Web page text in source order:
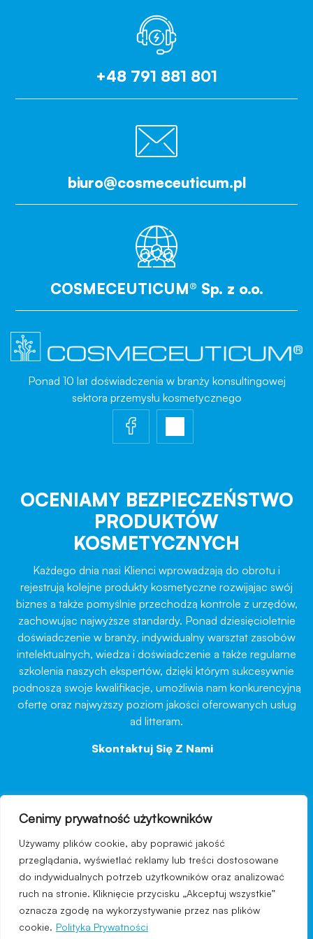
Cenimy prywatność użytkowników
Używamy plików cookie, aby poprawić jakość
przeglądania, wyświetlać reklamy lub treści dostosowane
do indywidualnych potrzeb użytkowników oraz analizować
ruch na stronie. Kliknięcie przycisku „Akceptuj wszystkie”
oznacza zgodę na wykorzystywanie przez nas plików
cookie. Polityka Prywatności
+48 791 881 801
biuro@cosmeceuticum.pl
COSMECEUTICUM® Sp. z o.o.
Ponad 10 lat doświadczenia w branży konsultingowej
sektora przemysłu kosmetycznego
OCENIAMY BEZPIECZEŃSTWO
PRODUKTÓW
KOSMETYCZNYCH
Każdego dnia nasi Klienci wprowadzają do obrotu i
rejestrują kolejne produkty kosmetyczne rozwijając swój
biznes a także pomyślnie przechodzą kontrole z urzędów,
zachowując najwyższe standardy. Ponad dziesięcioletnie
doświadczenie w branży, indywidualny warsztat zasobów
intelektualnych, wiedza i doświadczenie a także regularne
szkolenia naszych ekspertów, dzięki którym sukcesywnie
podnoszą swoje kwalifikacje, umożliwia nam konkurencyjną
ofertę oraz najwyższy poziom jakości oferowanych usług
ad litteram.
Skontaktuj Się Z Nami
nawigacja
Regulamin strony
Polityka prywatności
Kontakt